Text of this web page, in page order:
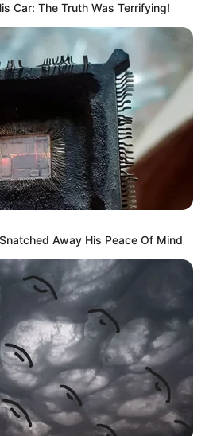
Car: The Truth Was Terrifying!
Away His Peace Of Mind